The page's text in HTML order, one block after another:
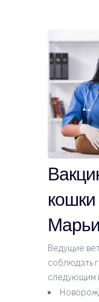
Ведущие
соблюдать
следующим